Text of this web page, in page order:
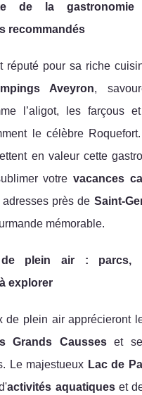
de la
recommandés
réputé pour sa riche
Aveyron,
l’aligot, les farçous
le célèbre
en valeur cette
votrevacances
près de Saint-
mémorable.
de plein air : parcs,
explorer
de plein air apprécieront
Grands Causseset
Le majestueux Lac de
activités aquatiqueset